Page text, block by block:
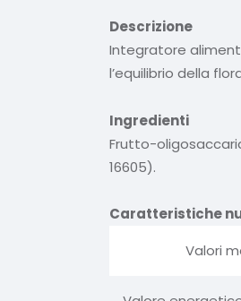
Descrizione
Integratore
l’equilibrio della
Ingredienti
Frutto-
16605).
Caratteristiche
Valori